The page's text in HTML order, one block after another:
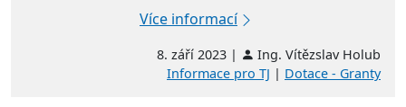
Více informací
8. září 2023 |
Ing. Vítězslav Holub
Informace pro TJ | Dotace - Granty